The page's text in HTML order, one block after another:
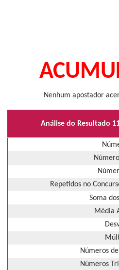
Nenhum apostador
Análise do Resultado
Repetidos no
Soma
Média
Números
Números